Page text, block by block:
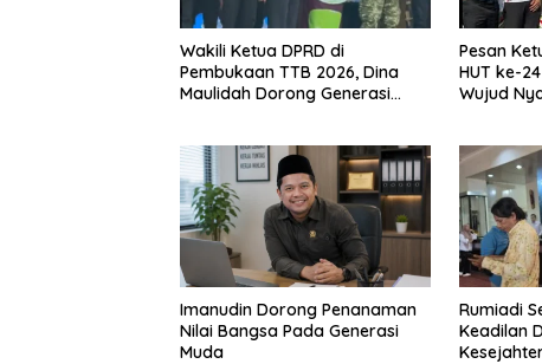
Wakili Ketua DPRD di
Pembukaan TTB 2026, Dina
Maulidah Dorong Generasi
Pesan
HUT ke-
Wujud
Imanudin Dorong Penanaman
Nilai Bangsa Pada Generasi
Muda
Rumiadi
Keadilan